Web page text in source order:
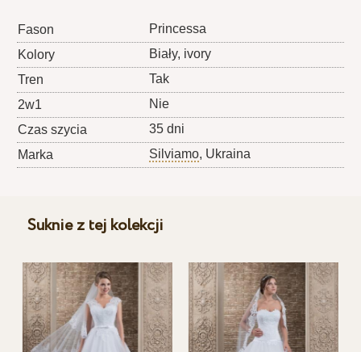
Fason
Princessa
Kolory
Biały, ivory
Tren
Tak
2w1
Nie
Czas szycia
35 dni
Marka
Silviamo, Ukraina
Suknie z tej kolekcji